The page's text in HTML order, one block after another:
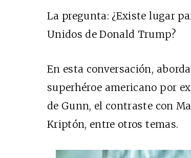
La pregunta: ¿Existe lugar
Unidos de Donald Trump?
En esta conversación,
superhéroe americano por
de Gunn, el contraste con
Kriptón, entre otros temas.